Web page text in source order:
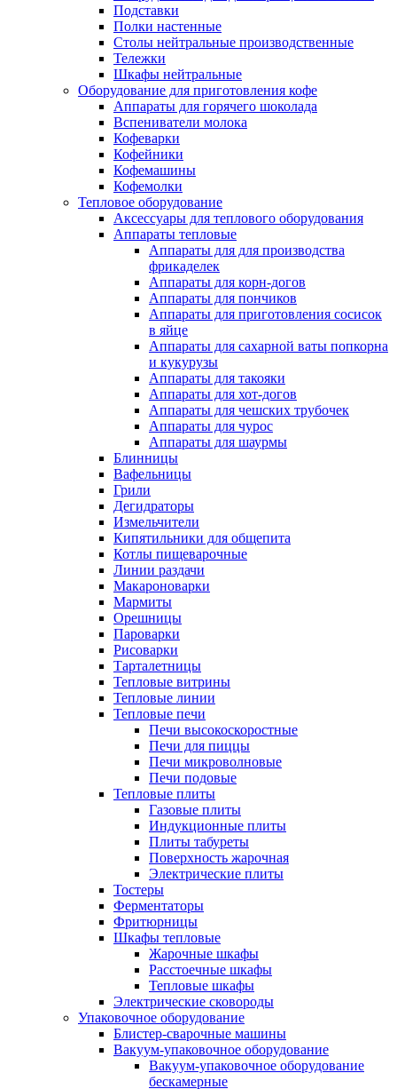
Подставки
Полки настенные
Столы нейтральные производственные
Тележки
Шкафы нейтральные
Оборудование для приготовления кофе
Аппараты для горячего шоколада
Вспениватели молока
Кофеварки
Кофейники
Кофемашины
Кофемолки
Тепловое оборудование
Аксессуары для теплового оборудования
Аппараты тепловые
Аппараты для для производства
фрикаделек
Аппараты для корн-догов
Аппараты для пончиков
Аппараты для приготовления сосисок
в яйце
Аппараты для сахарной ваты попкорна
и кукурузы
Аппараты для такояки
Аппараты для хот-догов
Аппараты для чешских трубочек
Аппараты для чурос
Аппараты для шаурмы
Блинницы
Вафельницы
Грили
Дегидраторы
Измельчители
Кипятильники для общепита
Котлы пищеварочные
Линии раздачи
Макароноварки
Мармиты
Орешницы
Пароварки
Рисоварки
Тарталетницы
Тепловые витрины
Тепловые линии
Тепловые печи
Печи высокоскоростные
Печи для пиццы
Печи микроволновые
Печи подовые
Тепловые плиты
Газовые плиты
Индукционные плиты
Плиты табуреты
Поверхность жарочная
Электрические плиты
Тостеры
Ферментаторы
Фритюрницы
Шкафы тепловые
Жарочные шкафы
Расстоечные шкафы
Тепловые шкафы
Электрические сковороды
Упаковочное оборудование
Блистер-сварочные машины
Вакуум-упаковочное оборудование
Вакуум-упаковочное оборудование
беcкамерные